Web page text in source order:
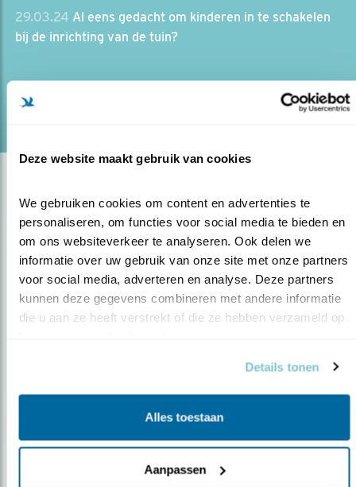
Deze website maakt gebruik van cookies
We gebruiken cookies om content en advertenties te
personaliseren, om functies voor social media te bieden en
om ons websiteverkeer te analyseren. Ook delen we
informatie over uw gebruik van onze site met onze partners
voor social media, adverteren en analyse. Deze partners
kunnen deze gegevens combineren met andere informatie
die u aan ze heeft verstrekt of die ze hebben verzameld op
Details tonen
Alles toestaan
Aanpassen
29.03.24 Al eens gedacht om kinderen in te schakelen
bij de inrichting van de tuin?
lees meer
Door Ronald Schrijber
Op de hoogte blijven?